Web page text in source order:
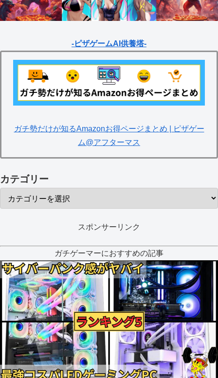
-ピザゲームAI供養塔-
ガチ勢だけが知るAmazonお得ページまとめ | ピザゲー
ム@アフターマス
カテゴリー
スポンサーリンク
ガチゲーマーにおすすめの記事